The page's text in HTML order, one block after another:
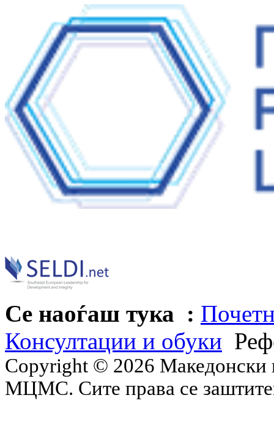
Се наоѓаш тука :
Консултации и обуки
Copyright © 2026 Македонски
МЦМС. Сите права се